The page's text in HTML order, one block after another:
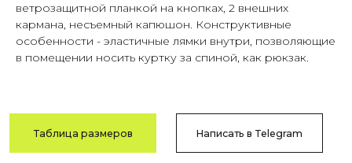
ветрозащитной планкой на кнопках, 2 внешних
кармана, несъемный капюшон. Конструктивные
особенности - эластичные лямки внутри, позволяющие
в помещении носить куртку за спиной, как рюкзак.
Возврат
и обмен
Оплата после
примерки